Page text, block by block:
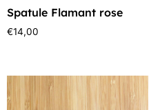
Spatule Flamant rose
€14,00